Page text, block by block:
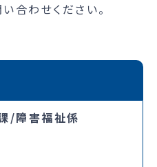
合わせください。
/障害福祉係